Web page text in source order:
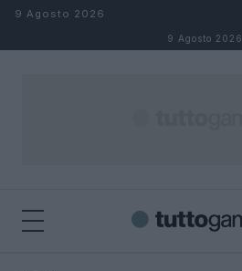
Salta al contenuto
9 Agosto 2026
9 Agosto 2026